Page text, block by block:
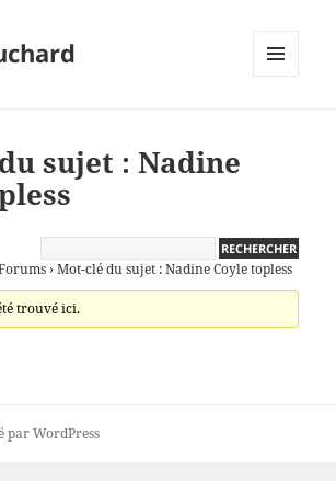
sujet : Nadine
› Mot-clé du sujet : Nadine Coyle topless
trouvé ici.
par WordPress